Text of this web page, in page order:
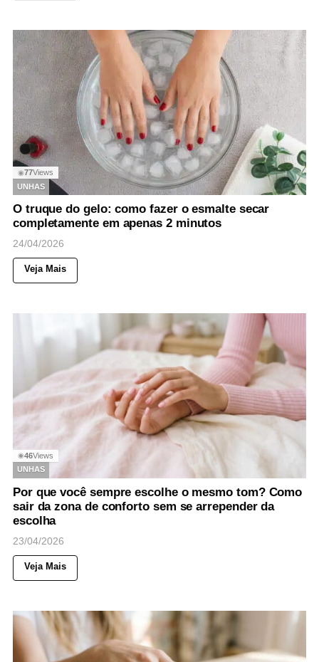
◉77Views
UNHAS
O truque do gelo: como fazer o esmalte secar
completamente em apenas 2 minutos
24/04/2026
Veja Mais
◉46Views
UNHAS
Por que você sempre escolhe o mesmo tom? Como
sair da zona de conforto sem se arrepender da
escolha
23/04/2026
Veja Mais